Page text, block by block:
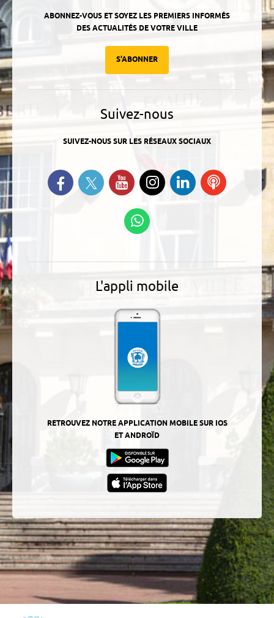
ABONNEZ-VOUS ET SOYEZ LES PREMIERS INFORMÉS
DES ACTUALITÉS DE VOTRE VILLE
S'ABONNER
Suivez-nous
SUIVEZ-NOUS SUR LES RÉSEAUX SOCIAUX
Retrouvez-nous sur Facebook
Suivez-nous sur Twitter
Suivez-nous sur YouTube
Suivez-nous sur
Instagram
Retrouvez-
nous sur
Ecoutez
L'appli mobile
RETROUVEZ NOTRE APPLICATION MOBILE SUR IOS
ET ANDROÏD